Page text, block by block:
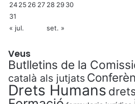
2425 26 27 28 2930
31
« jul.
set. »
Veus
Butlletins de la
català als jutjats
Drets Humans